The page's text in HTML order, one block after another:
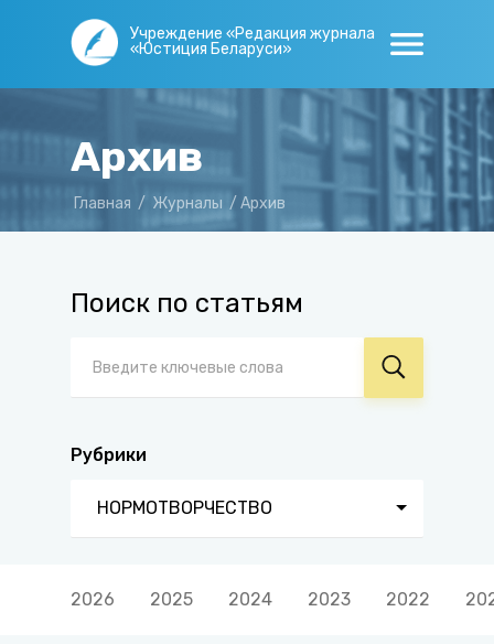
Учреждение «Редакция журнала
«Юстиция Беларуси»
Архив
Главная / Журналы / Архив
Поиск по статьям
Рубрики
НОРМОТВОРЧЕСТВО
2026 2025 2024 2023 2022